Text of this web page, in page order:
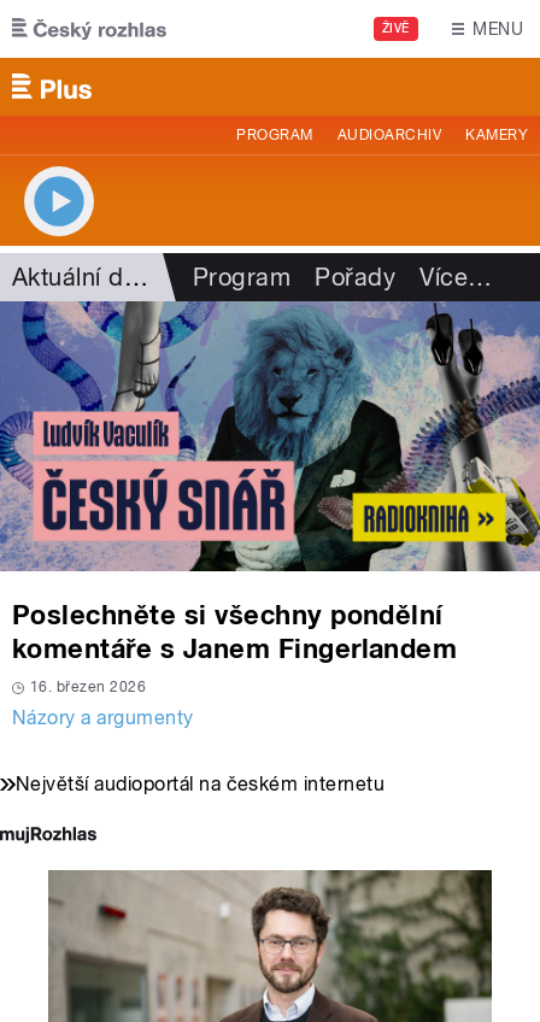
Přejít k hlavnímu obsahu
ŽIVĚ MENU
PROGRAM AUDIOARCHIV KAMERY
Aktuální dění Program Pořady Více…
Poslechněte si všechny pondělní
komentáře s Janem Fingerlandem
16. březen 2026
Názory a argumenty
Největší audioportál na českém internetu